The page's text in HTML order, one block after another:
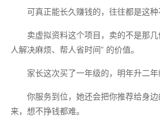
可真正能长久赚钱的，往往都是这种
卖虚拟资料这个项目，卖的不是那
人解决麻烦、帮人省时间” 的价值。
家长这次买了一年级的，明年升二年
你服务到位，她还会把你推荐给身
来，想不挣钱都难。